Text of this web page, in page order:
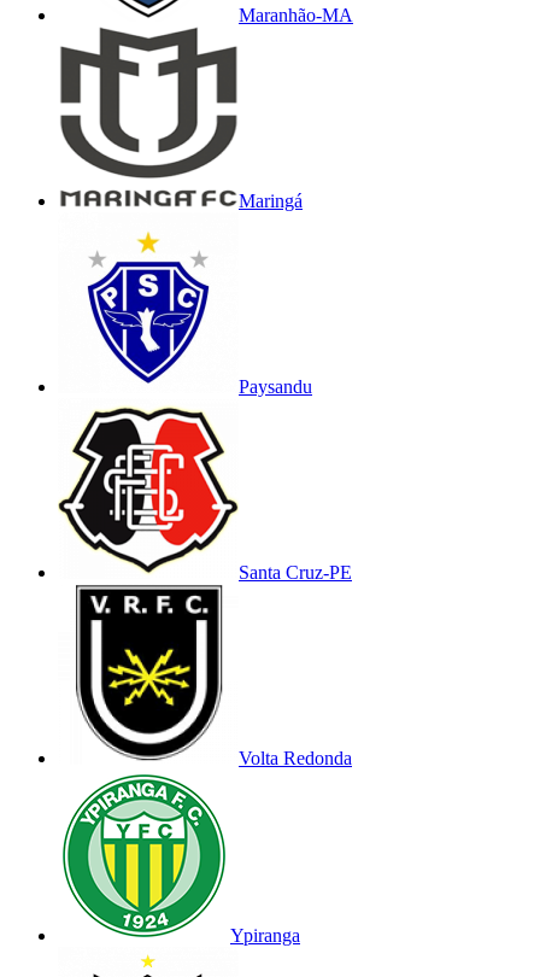
Maranhão-MA
Maringá
Paysandu
Santa Cruz-PE
Volta Redonda
Ypiranga